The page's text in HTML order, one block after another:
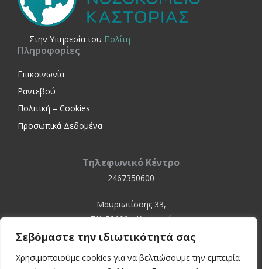
Σεβόμαστε την ιδιωτικότητά σας
Χρησιμοποιούμε cookies για να βελτιώσουμε την εμπειρία
Στην Yπηρεσία του Πολίτη
Πληροφορίες
Επικοινωνία
Ραντεβού
Πολιτική – Cookies
Προσωπικά Δεδομένα
Τηλεφωνικό Κέντρο
2467350600
Μαυριωτίσσης 33,
ΤΚ. 52100 - Καστοριά